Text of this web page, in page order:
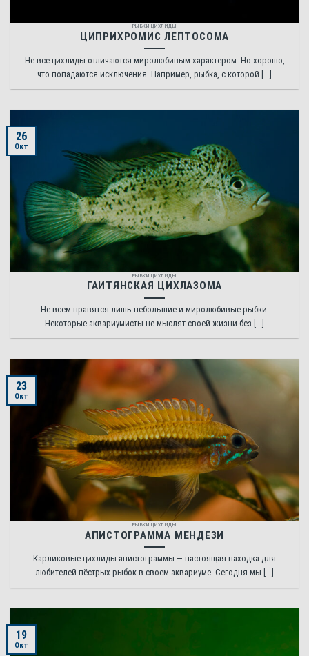
РЫБКИ ЦИХЛИДЫ
ЦИПРИХРОМИС ЛЕПТОСОМА
Не все цихлиды отличаются миролюбивым характером. Но хорошо,
что попадаются исключения. Например, рыбка, с которой [...]
РЫБКИ ЦИХЛИДЫ
ГАИТЯНСКАЯ ЦИХЛАЗОМА
Не всем нравятся лишь небольшие и миролюбивые рыбки.
Некоторые аквариумисты не мыслят своей жизни без [...]
26
Окт
РЫБКИ ЦИХЛИДЫ
АПИСТОГРАММА МЕНДЕЗИ
Карликовые цихлиды апистограммы — настоящая находка для
любителей пёстрых рыбок в своем аквариуме. Сегодня мы [...]
23
Окт
19
Окт